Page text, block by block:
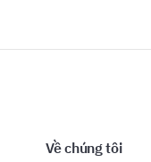
Về chúng tôi